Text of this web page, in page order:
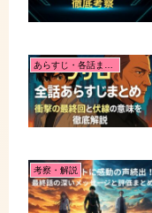
考察・解説